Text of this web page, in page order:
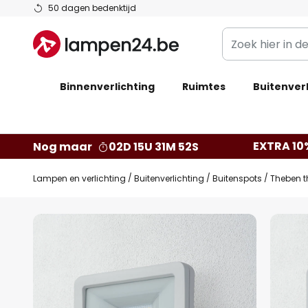
50 dagen bedenktijd
Ga
de
inhoud
Zoek
hier
de
Binnenverlichting Ruimtes
Nog maar 02D 15U 31M 51S EXTRA
Lampen en verlichting Buitenverlichting Buitenspots Theben